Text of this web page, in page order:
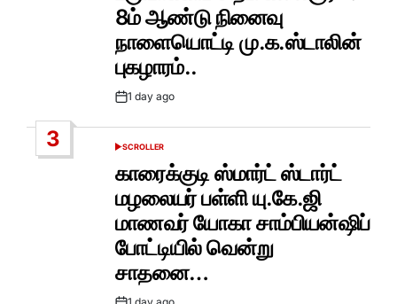
8ம் ஆண்டு நினைவு
நாளையொட்டி மு.க.ஸ்டாலின்
புகழாரம்..
Post1 day ago
3
POSTED
SCROLLER
காரைக்குடி ஸ்மார்ட் ஸ்டார்ட்
மழலையர் பள்ளி யு.கே.ஜி
மாணவர் யோகா சாம்பியன்ஷிப்
போட்டியில் வென்று
சாதனை…